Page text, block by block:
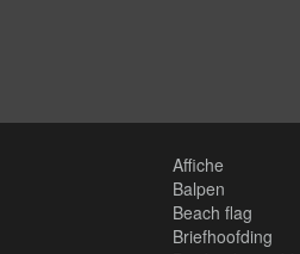
Affiche
Balpen
Beach flag
Briefhoofding